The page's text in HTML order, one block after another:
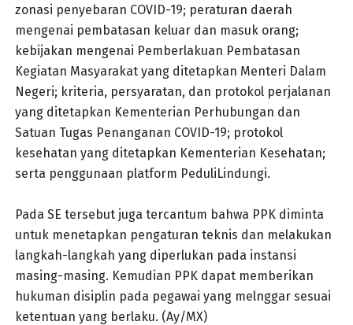
zonasi penyebaran COVID-19; peraturan daerah
mengenai pembatasan keluar dan masuk orang;
kebijakan mengenai Pemberlakuan Pembatasan
Kegiatan Masyarakat yang ditetapkan Menteri Dalam
Negeri; kriteria, persyaratan, dan protokol perjalanan
yang ditetapkan Kementerian Perhubungan dan
Satuan Tugas Penanganan COVID-19; protokol
kesehatan yang ditetapkan Kementerian Kesehatan;
serta penggunaan platform PeduliLindungi.
Pada SE tersebut juga tercantum bahwa PPK diminta
untuk menetapkan pengaturan teknis dan melakukan
langkah-langkah yang diperlukan pada instansi
masing-masing. Kemudian PPK dapat memberikan
hukuman disiplin pada pegawai yang melnggar sesuai
ketentuan yang berlaku. (Ay/MX)